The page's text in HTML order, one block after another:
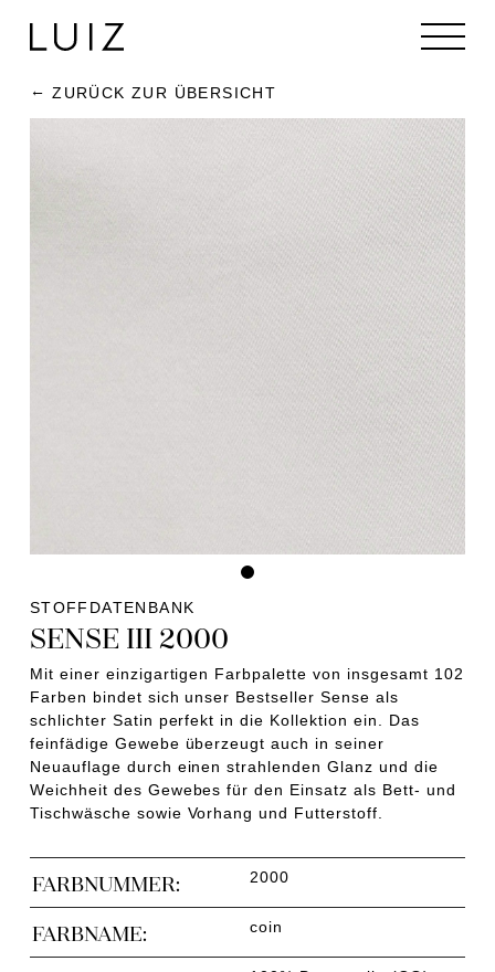
ZURÜCK ZUR ÜBERSICHT
STOFFDATENBANK
SENSE III 2000
Mit einer einzigartigen Farbpalette von insgesamt 102
Farben bindet sich unser Bestseller Sense als
schlichter Satin perfekt in die Kollektion ein. Das
feinfädige Gewebe überzeugt auch in seiner
Neuauflage durch einen strahlenden Glanz und die
Weichheit des Gewebes für den Einsatz als Bett- und
Tischwäsche sowie Vorhang und Futterstoff.
FARBNUMMER: 2000
FARBNAME: coin